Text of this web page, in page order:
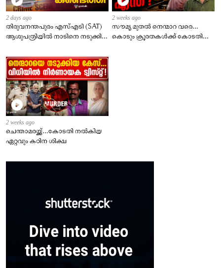
2 days ago
തിരുവനന്തപുരം എസ്എടി (SAT)
ആശുപത്രിയിൽ നാടിനെ നടുക്കിയ
2 weeks ago
സൗമ്യ മുതൽ നെന്മാറ വരെ…
കൊടും ക്രൂരതകൾക്ക് കോടതി
2 weeks ago
ചെന്താമരയ്ക്ക്…കോടതി നൽകിയ
ഏറ്റവും കഠിന ശിക്ഷ